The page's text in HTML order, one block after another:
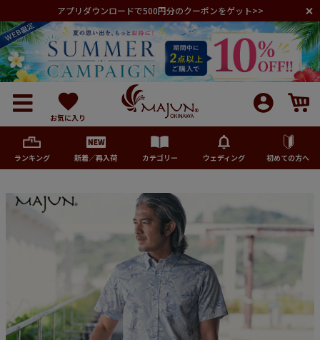
アプリダウンロードで500円分のクーポンをゲット>>
お気に入り
ランキング 新着／再入荷 カテゴリー ウェディング 初めての方へ
ペア商品